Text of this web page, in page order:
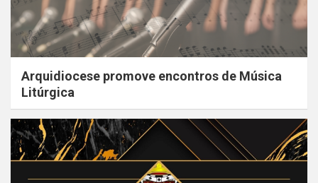
Arquidiocese promove encontros de Música
Litúrgica